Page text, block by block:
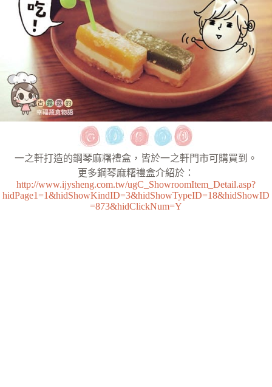
一之軒打造的鋼琴麻糬禮盒，皆於一之軒門市可購買到。
更多鋼琴麻糬禮盒介紹於：
http://www.ijysheng.com.tw/ugC_ShowroomItem_Detail.asp?
hidPage1=1&hidShowKindID=3&hidShowTypeID=18&hidShowID
=873&hidClickNum=Y